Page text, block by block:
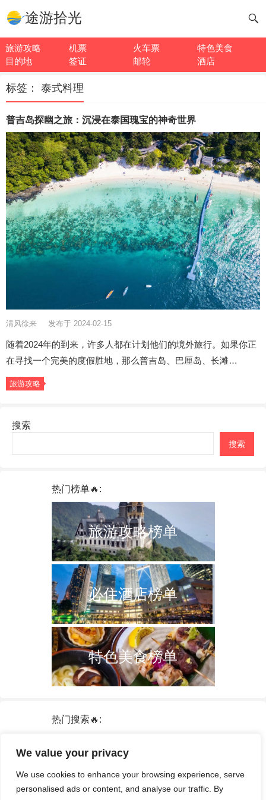
We value your privacy
We use cookies to enhance your browsing experience, serve
personalised ads or content, and analyse our traffic. By
途游拾光
旅游攻略 机票 火车票
特色美食
目的地
签证 邮轮 酒店
标签： 泰式料理
普吉岛探幽之旅：沉浸在泰国瑰宝的神奇世界
清风徐来 发布于 2024-02-15
随着2024年的到来，许多人都在计划他们的境外旅行。如果你正
在寻找一个完美的度假胜地，那么普吉岛、巴厘岛、长滩…
旅游攻略
搜索
搜索
热门榜单🔥:
旅游攻略榜单
必住酒店榜单
特色美食榜单
热门搜索🔥:
泰国
中国 火车票
签证
酒店